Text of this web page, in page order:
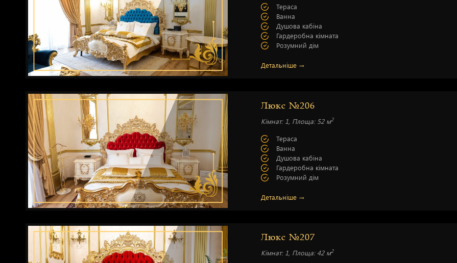
Тераса
Ванна
Душова кабіна
Гардеробна кімната
Розумний дім
Детальніше →
Люкс №206
Кімнат: 1, Площа: 52 м2
Тераса
Ванна
Душова кабіна
Гардеробна кімната
Розумний дім
Детальніше →
Люкс №207
Кімнат: 1, Площа: 42 м2